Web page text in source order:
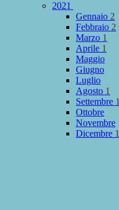
2021
Gennaio 2
Febbraio 2
Marzo 1
Aprile 1
Maggio
Giugno
Luglio
Agosto 1
Settembre 1
Ottobre
Novembre
Dicembre 1